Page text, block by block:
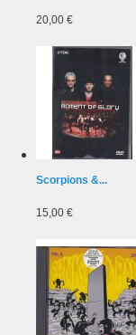
20,00 €
Scorpions &...
15,00 €